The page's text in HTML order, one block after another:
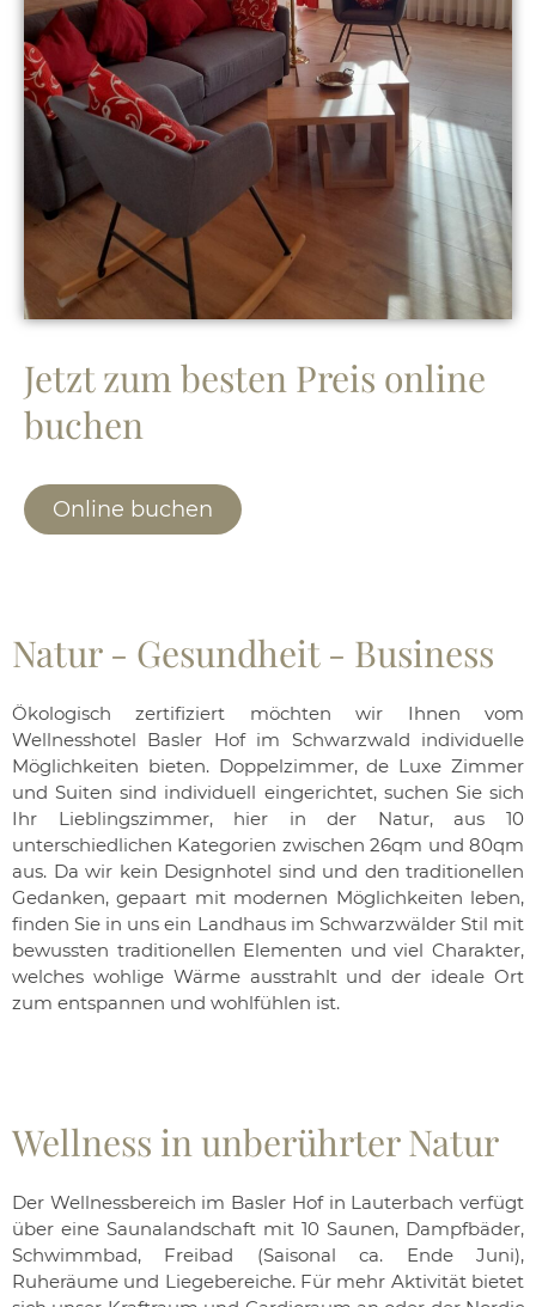
Jetzt zum besten Preis online
buchen
Online buchen
Natur - Gesundheit - Business
Ökologisch zertifiziert möchten wir Ihnen vom
Wellnesshotel Basler Hof im Schwarzwald individuelle
Möglichkeiten bieten. Doppelzimmer, de Luxe Zimmer
und Suiten sind individuell eingerichtet, suchen Sie sich
Ihr Lieblingszimmer, hier in der Natur, aus 10
unterschiedlichen Kategorien zwischen 26qm und 80qm
aus. Da wir kein Designhotel sind und den traditionellen
Gedanken, gepaart mit modernen Möglichkeiten leben,
finden Sie in uns ein Landhaus im Schwarzwälder Stil mit
bewussten traditionellen Elementen und viel Charakter,
welches wohlige Wärme ausstrahlt und der ideale Ort
zum entspannen und wohlfühlen ist.
Wellness in unberührter Natur
Der Wellnessbereich im Basler Hof in Lauterbach verfügt
über eine Saunalandschaft mit 10 Saunen, Dampfbäder,
Schwimmbad, Freibad (Saisonal ca. Ende Juni),
Ruheräume und Liegebereiche. Für mehr Aktivität bietet